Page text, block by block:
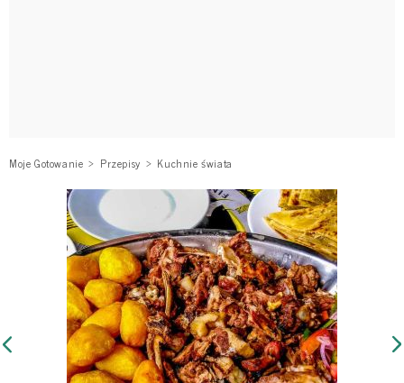
Moje Gotowanie Przepisy Kuchnie świata